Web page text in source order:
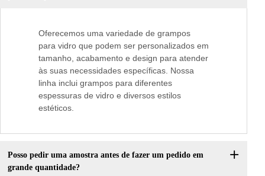
Oferecemos uma variedade de grampos
para vidro que podem ser personalizados em
tamanho, acabamento e design para atender
às suas necessidades específicas. Nossa
linha inclui grampos para diferentes
espessuras de vidro e diversos estilos
estéticos.
Posso pedir uma amostra antes de fazer um pedido em
grande quantidade?